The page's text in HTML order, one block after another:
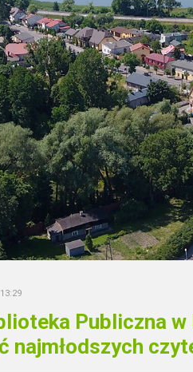
Publiczna
najmłodszych